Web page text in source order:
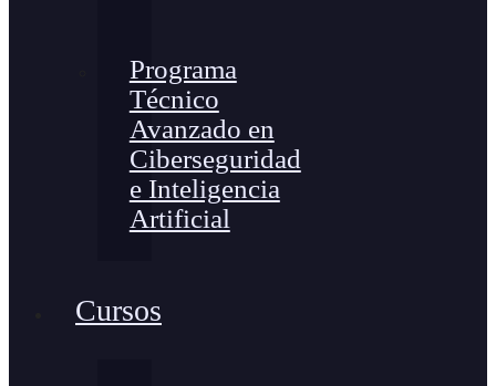
Programa
Técnico
Avanzado en
Ciberseguridad
e Inteligencia
Artificial
Cursos